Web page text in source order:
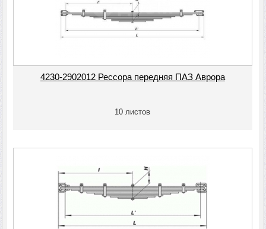
4230-2902012 Рессора передняя ПАЗ Аврора
10 листов